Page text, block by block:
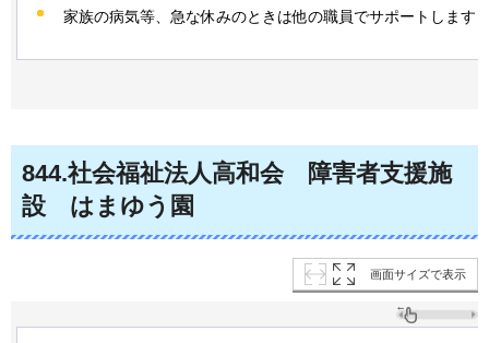
家族の病気等、急な休みのときは他の職員でサポートします
844.社会福祉法人高和会 障害者支援施
設
は まゆう園
画面サイズで表示